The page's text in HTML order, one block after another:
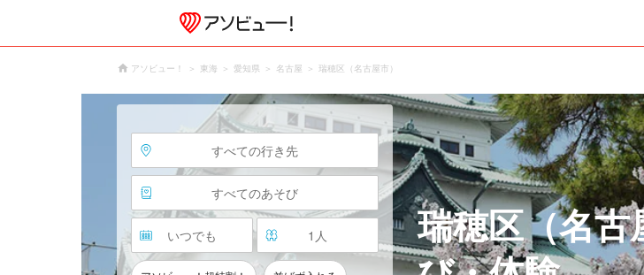
アソビュー！ 東海 愛知県 名古屋 瑞穂区（名古屋市）
すべての行き先
すべてのあそび
いつでも 1 人
瑞穂区（名